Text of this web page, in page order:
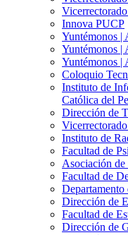
Innova PUCP
Yuntémonos |
Yuntémonos |
Yuntémonos |
Coloquio
Instituto de
Católica del
Dirección de
Instituto de
Facultad de
Asociación de
Facultad de
Departamento
Dirección de
Facultad de
Dirección de